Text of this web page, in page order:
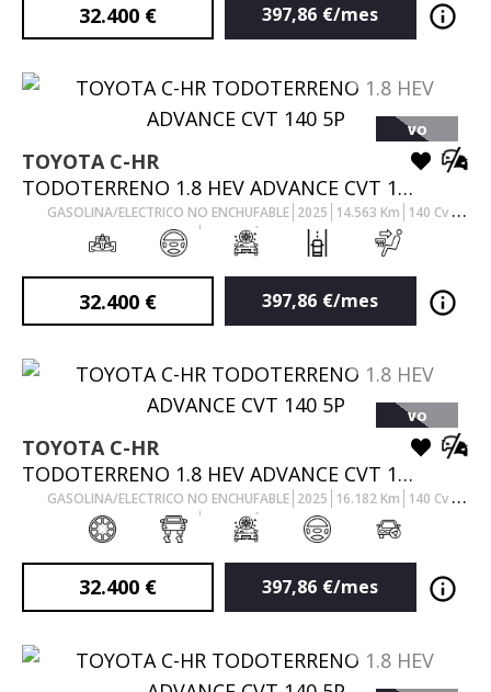
32.400 € 397,86 €/mes
VO
TOYOTA C-HR
TODOTERRENO 1.8 HEV ADVANCE CVT 140 5P
GASOLINA/ELECTRICO NO ENCHUFABLE 2025 14.563 Km 140 Cv
AUTOMÁTICO
32.400 € 397,86 €/mes
VO
TOYOTA C-HR
TODOTERRENO 1.8 HEV ADVANCE CVT 140 5P
GASOLINA/ELECTRICO NO ENCHUFABLE 2025 16.182Km 140 Cv
AUTOMÁTICO
32.400 € 397,86 €/mes